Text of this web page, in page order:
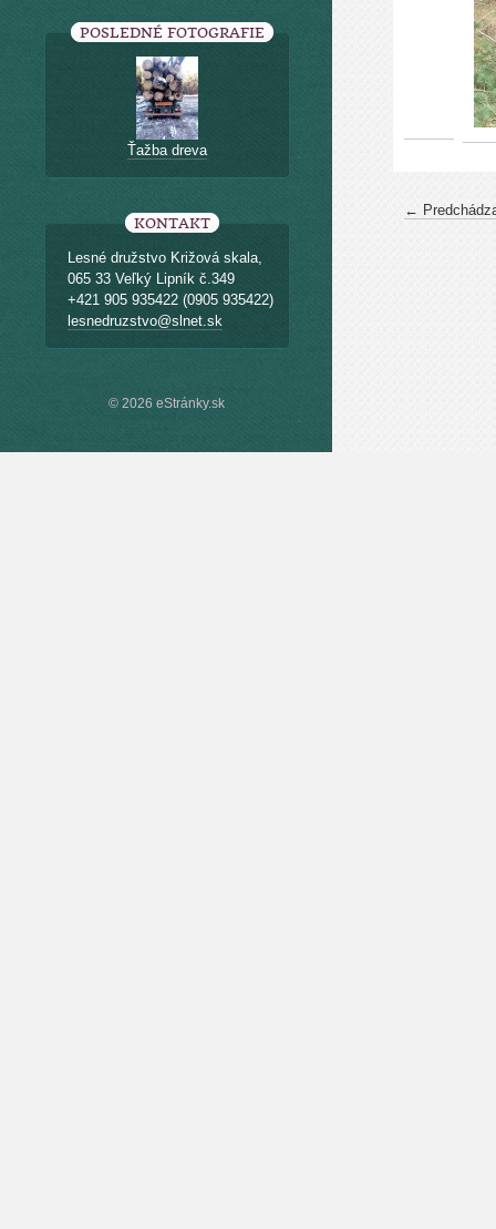
←
POSLEDNÉ FOTOGRAFIE
Ťažba dreva
KONTAKT
Lesné družstvo Križová skala,
065 33 Veľký Lipník č.349
+421 905 935422 (0905 935422)
lesnedruzstvo@slnet.sk
© 2026 eStránky.sk